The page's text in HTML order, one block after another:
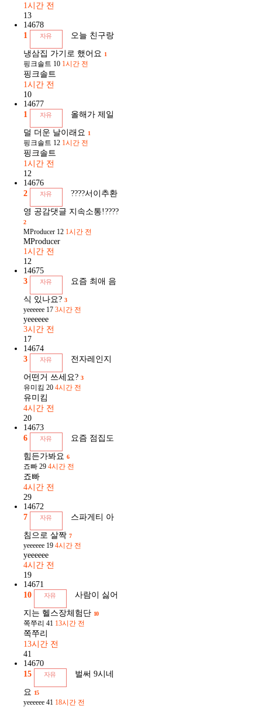
1시간 전
13
14678
1
자유 오늘 친구랑
냉삼집 가기로 했어요 1
핑크솔트 10 1시간 전
핑크솔트
1시간 전
10
14677
1
자유 올해가 제일
덜 더운 날이래요 1
핑크솔트 12 1시간 전
핑크솔트
1시간 전
12
14676
2
자유 ????서이추환
영 공감댓글 지속소통!????
2
MProducer 12 1시간 전
MProducer
1시간 전
12
14675
3
자유 요즘 최애 음
식 있나요? 3
yeeeeee 17 3시간 전
yeeeeee
3시간 전
17
14674
3
자유 전자레인지
어떤거 쓰세요? 3
유미킴 20 4시간 전
유미킴
4시간 전
20
14673
6
자유 요즘 점집도
힘든가봐요 6
죠빠 29 4시간 전
죠빠
4시간 전
29
14672
7
자유 스파게티 아
침으로 살짝 7
yeeeeee 19 4시간 전
yeeeeee
4시간 전
19
14671
10
자유 사람이 싫어
지는 헬스장체험단 10
쪽쭈리 41 13시간 전
쪽쭈리
13시간 전
41
14670
15
자유 벌써 9시네
요 15
yeeeeee 41 18시간 전